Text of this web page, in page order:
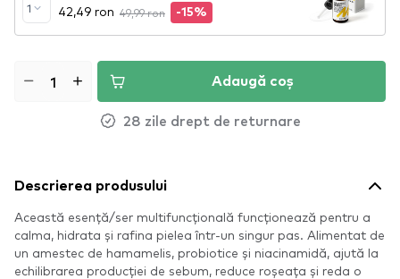
1
42,49 ron 49,99 ron -15%
Adaugă coș
28 zile drept de returnare
Descrierea produsului
Această esență/ser multifuncțională funcționează pentru a
calma, hidrata și rafina pielea într-un singur pas. Alimentat de
un amestec de hamamelis, probiotice și niacinamidă, ajută la
echilibrarea producției de sebum, reduce roșeața și reda o